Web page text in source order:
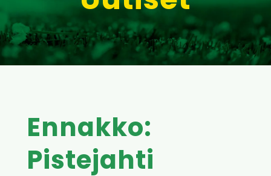
Ennakko:
Pistejahti